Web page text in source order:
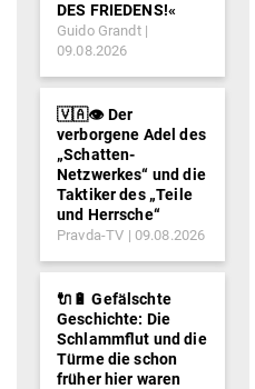
DES FRIEDENS!«
Guido Grandt
09.08.2026
🇻🇦👁️ Der
verborgene Adel des
„Schatten-
Netzwerkes“ und die
Taktiker des „Teile
und Herrsche“
Pravda-TV 09.08.2026
🔌🔋 Gefälschte
Geschichte: Die
Schlammflut und die
Türme die schon
früher hier waren